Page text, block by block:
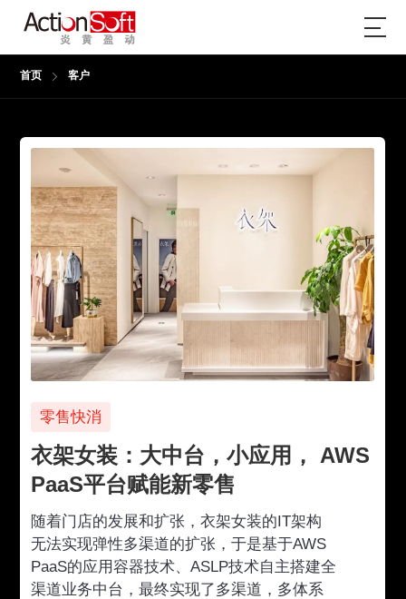
首页 客户
零售快消
衣架女装：大中台，小应用， AWS
PaaS平台赋能新零售
随着门店的发展和扩张，衣架女装的IT架构
无法实现弹性多渠道的扩张，于是基于AWS
PaaS的应用容器技术、ASLP技术自主搭建全
渠道业务中台，最终实现了多渠道，多体系